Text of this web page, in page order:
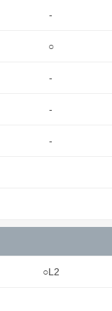
-
○
-
-
-
○L2